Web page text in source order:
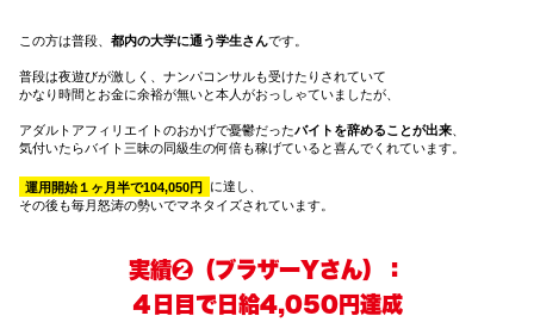
この方は普段、 都内の大学に通う学生さんです。
普段は夜遊びが激しく、ナンパコンサルも受けたりされていて
かなり時間とお金に余裕が無いと本人がおっしゃていましたが、
アダルトアフィリエイトのおかげで憂鬱だったバイトを辞めることが出来
気付いたらバイト三昧の同級生の何倍も稼げていると喜んでくれています。
運用開始１ヶ月半で104,050円
に達し、
その後も毎月怒涛の勢いでマネタイズされています。
実績❷（ブラザーYさん）：
４日目で日給4,050円達成